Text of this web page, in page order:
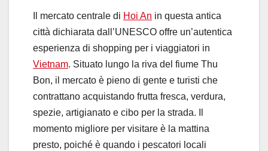
Il mercato centrale di Hoi An in questa antica
città dichiarata dall’UNESCO offre un’autentica
esperienza di shopping per i viaggiatori in
Vietnam. Situato lungo la riva del fiume Thu
Bon, il mercato è pieno di gente e turisti che
contrattano acquistando frutta fresca, verdura,
spezie, artigianato e cibo per la strada. Il
momento migliore per visitare è la mattina
presto, poiché è quando i pescatori locali